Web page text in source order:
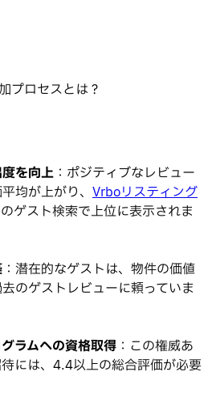
プロセスとは？
を向上 ：ポジティブなレビュー
均が上がり、 Vrboリスティング
ゲスト検索で上位に表示されま
：潜在的なゲストは、物件の価値
のゲストレビューに頼っていま
ラムへの資格取得 ：この権威あ
には、4.4以上の総合評価が必要